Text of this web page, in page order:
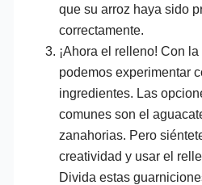
que su arroz haya sido
correctamente.
¡Ahora el relleno! Con
podemos experimentar
ingredientes. Las
comunes son el
zanahorias. Pero
creatividad y usar el
Divida estas